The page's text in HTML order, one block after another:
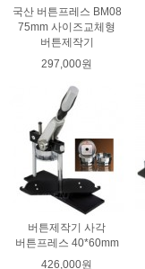
국산 버튼프레스 BM08
75mm 사이즈교체형
버튼제작기
297,000원
버튼제작기 사각
버튼프레스 40*60mm
426,000원